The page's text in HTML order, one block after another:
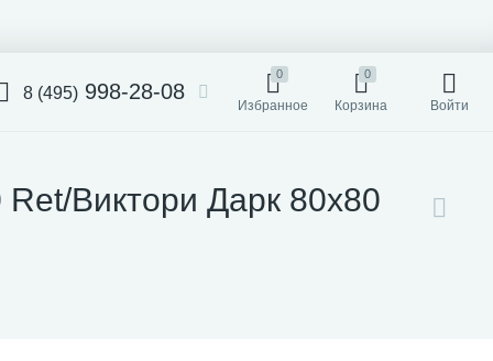
8 (495) 998-28-08
0
Избранное
0
Корзина Войти
Виктори Дарк 80x80